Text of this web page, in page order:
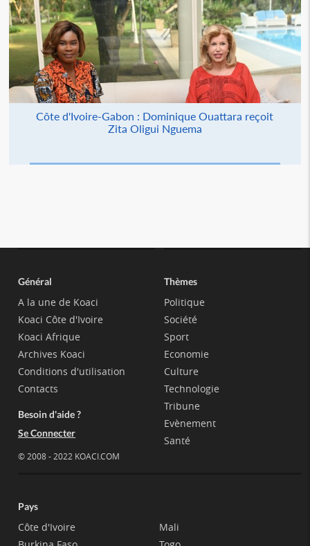
Côte d'Ivoire-Gabon : Dominique Ouattara reçoit
Zita Oligui Nguema
Général
A la une de Koaci
Koaci Côte d'Ivoire
Koaci Afrique
Archives Koaci
Conditions d'utilisation
Contacts
Besoin d'aide ?
Se Connecter
© 2008 - 2022 KOACI.COM
Thèmes
Politique
Société
Sport
Economie
Culture
Technologie
Tribune
Evènement
Santé
Pays
Côte d'Ivoire
Mali